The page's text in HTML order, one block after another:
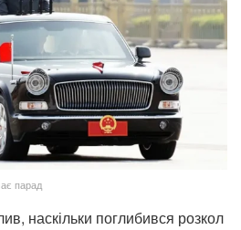
парад
наскільки поглибився розкол